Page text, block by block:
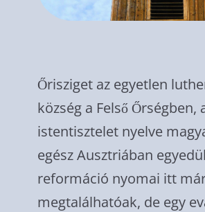
Őrisziget az egyetlen
község a Felső Őrségben,
istentisztelet nyelve
egész Ausztriában
reformáció nyomai itt
megtalálhatóak, de egy